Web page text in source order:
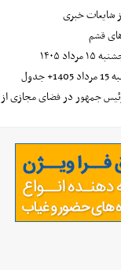
شایعات خبری
قشم
۱۴۰۵
جمهور در فضای مجازی از